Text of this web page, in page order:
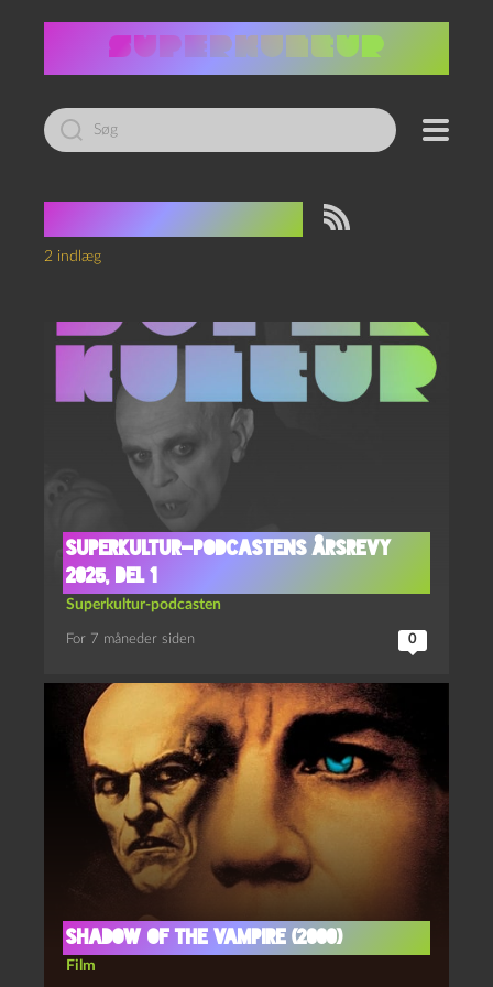
Led
efter:
Nosferatu
2 indlæg
Superkultur-podcastens årsrevy
2025, del 1
Superkultur-podcasten
For 7 måneder siden 0
Shadow of the vampire (2000)
Film